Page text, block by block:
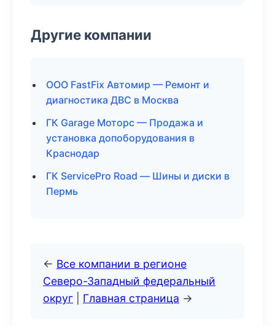
Другие компании
ООО FastFix Автомир — Ремонт и
диагностика ДВС в Москва
ГК Garage Моторс — Продажа и
установка допоборудования в
Краснодар
ГК ServicePro Road — Шины и диски в
Пермь
← Все компании в регионе
Северо-Западный федеральный
округ
Главная страница →